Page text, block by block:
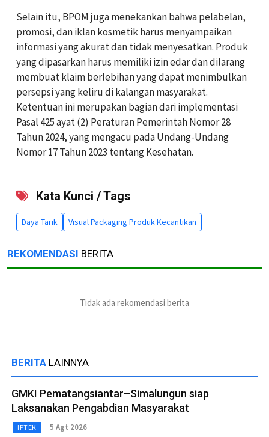
Selain itu, BPOM juga menekankan bahwa pelabelan,
promosi, dan iklan kosmetik harus menyampaikan
informasi yang akurat dan tidak menyesatkan. Produk
yang dipasarkan harus memiliki izin edar dan dilarang
membuat klaim berlebihan yang dapat menimbulkan
persepsi yang keliru di kalangan masyarakat.
Ketentuan ini merupakan bagian dari implementasi
Pasal 425 ayat (2) Peraturan Pemerintah Nomor 28
Tahun 2024, yang mengacu pada Undang-Undang
Nomor 17 Tahun 2023 tentang Kesehatan.
Kata Kunci / Tags
Daya Tarik Visual Packaging Produk Kecantikan
REKOMENDASI BERITA
Tidak ada rekomendasi berita
BERITA LAINNYA
GMKI Pematangsiantar–Simalungun siap
Laksanakan Pengabdian Masyarakat
IPTEK 5 Agt 2026